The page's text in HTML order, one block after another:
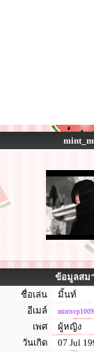
ข้อมูลสม
ชื่อเล่น
มิ้นท์
อีเมล์
เพศ
ผู้หญิง
วันเกิด
07 Jul